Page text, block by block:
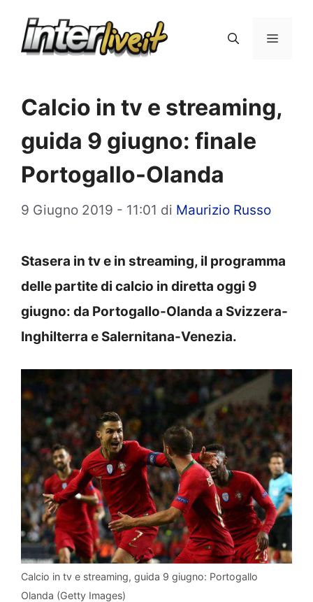
Menu
Calcio in tv e streaming,
guida 9 giugno: finale
Portogallo-Olanda
9 Giugno 2019 - 11:01 di Maurizio Russo
Stasera in tv e in streaming, il programma
delle partite di calcio in diretta oggi 9
giugno: da Portogallo-Olanda a Svizzera-
Inghilterra e Salernitana-Venezia.
Calcio in tv e streaming, guida 9 giugno: Portogallo
Olanda (Getty Images)